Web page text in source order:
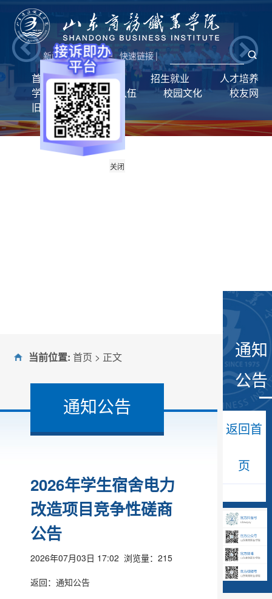
关闭
新闻网|统一门户 快速链接|
首页 学校概况 招生就业
人才培养
学生工作
师资队伍 校园文化
校友网
旧版回顾
当前位置: 首页 > 正文
通知公告
2026年学生宿舍电力
改造项目竞争性磋商
公告
2026年07月03日 17:02 浏览量： 215
返回： 通知公告
通知
公告
返回首
页